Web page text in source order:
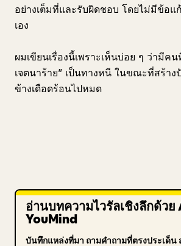
อย่างเต็มที่และรับผิดชอบ โดยไม่มีข้อแ
เอง
ผมเขียนเรื่องนี้เพราะเห็นบ่อย ๆ ว่ามีค
เจตนาร้าย” เป็นทางหนี ในขณะที่สร้า
ข้างเดือดร้อนไปหมด
อ่านบทความไวรัลเชิงลึกด้วย
YouMind
บันทึกแหล่งที่มา ถามคำถามที่ตรงประเด็น